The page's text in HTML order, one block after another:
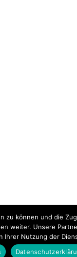
können und die
weiter. Unsere
Ihrer Nutzung der